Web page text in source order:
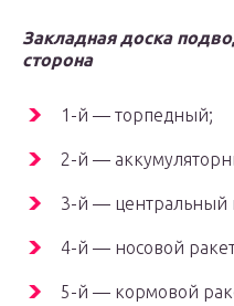
Закладная доска
сторона
1-й — торпедный;
2-й —
3-й — центральный
4-й — носовой
5-й — кормовой